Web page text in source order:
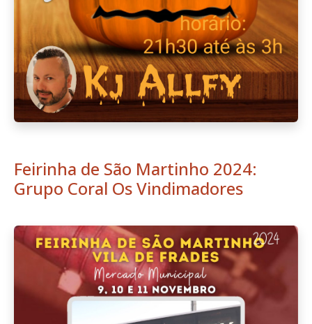
Feirinha de São Martinho 2024:
Grupo Coral Os Vindimadores